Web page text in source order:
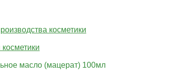
косметики
масло (мацерат) 100мл